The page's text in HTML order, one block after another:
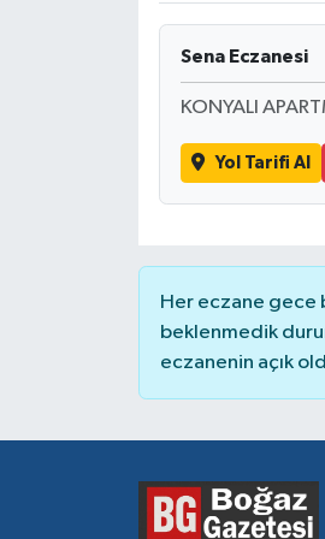
Sena Eczanesi
KONYALI
Yol Tarifi Al
Her eczane gece
beklenmedik
eczanenin açık